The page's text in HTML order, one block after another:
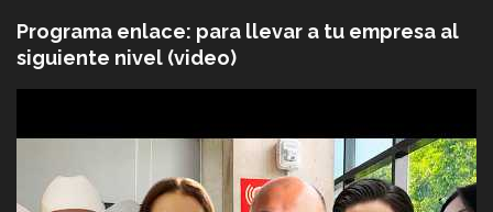
Programa enlace: para llevar a tu empresa al
siguiente nivel (video)